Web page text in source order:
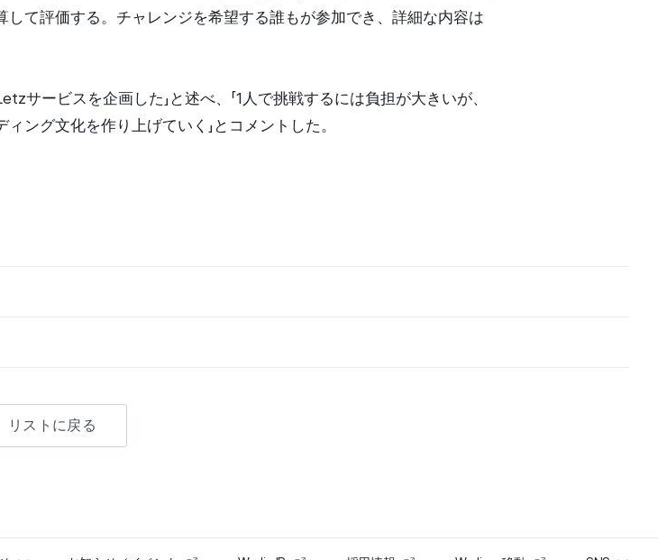
て評価する。チャレンジを希望する誰もが参加でき、詳細な内容は
サービスを企画した」と述べ、「1人で挑戦するには負担が大きいが、
ング文化を作り上げていく」とコメントした。
リストに戻る